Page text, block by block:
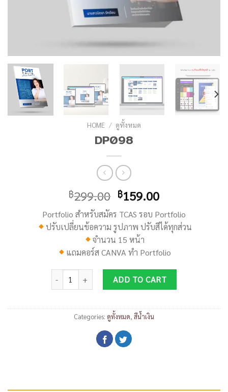
HOME / ดูทั้งหมด
DP098
฿299.00 ฿159.00
Portfolio สำหรับสมัคร TCAS รอบ Portfolio
ปรับเปลี่ยนข้อความ รูปภาพ ปรับสีได้ทุกส่วน
จำนวน 15 หน้า
แถมคอร์สCANVAทำ Portfolio
ADD TO CART
Categories: ดูทั้งหมด, สีน้ำเงิน